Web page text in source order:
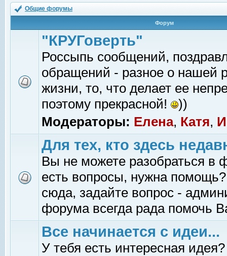
Общие форумы
Форум
"КРУГоверть"
Россыпь сообщений,
обращений - разное о нашей
жизни, то, что делает ее
поэтому прекрасной!
))
Модераторы: Елена, Катя,
Для тех, кто здесь
Вы не можете разобраться в
есть вопросы, нужна помощь?
сюда, задайте вопрос -
форума всегда рада помочь
Все начинается с идеи...
У тебя есть интересная